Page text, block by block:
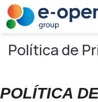
Pular para o conteúdo
Política de
POLÍTICA